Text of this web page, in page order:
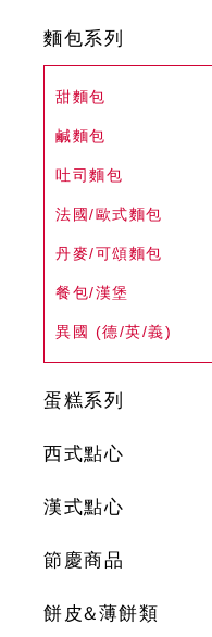
麵包系列
甜麵包
鹹麵包
吐司麵包
法國/歐式麵包
丹麥/可頌麵包
餐包/漢堡
異國 (德/英/義)
蛋糕系列
西式點心
漢式點心
節慶商品
餅皮&薄餅類